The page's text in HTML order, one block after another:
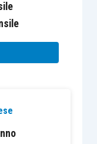
solo dagli